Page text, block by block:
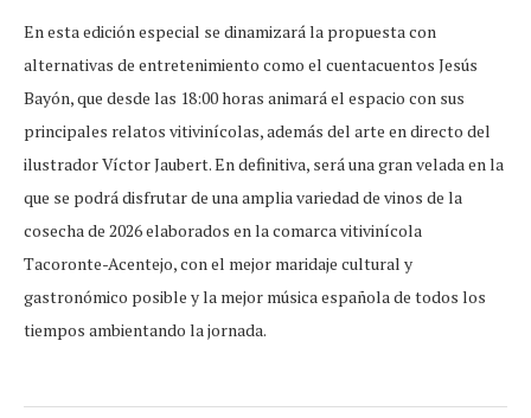
En esta edición especial se dinamizará la propuesta con
alternativas de entretenimiento como el cuentacuentos Jesús
Bayón, que desde las 18:00 horas animará el espacio con sus
principales relatos vitivinícolas, además del arte en directo del
ilustrador Víctor Jaubert. En definitiva, será una gran velada en la
que se podrá disfrutar de una amplia variedad de vinos de la
cosecha de 2026 elaborados en la comarca vitivinícola
Tacoronte-Acentejo, con el mejor maridaje cultural y
gastronómico posible y la mejor música española de todos los
tiempos ambientando la jornada.